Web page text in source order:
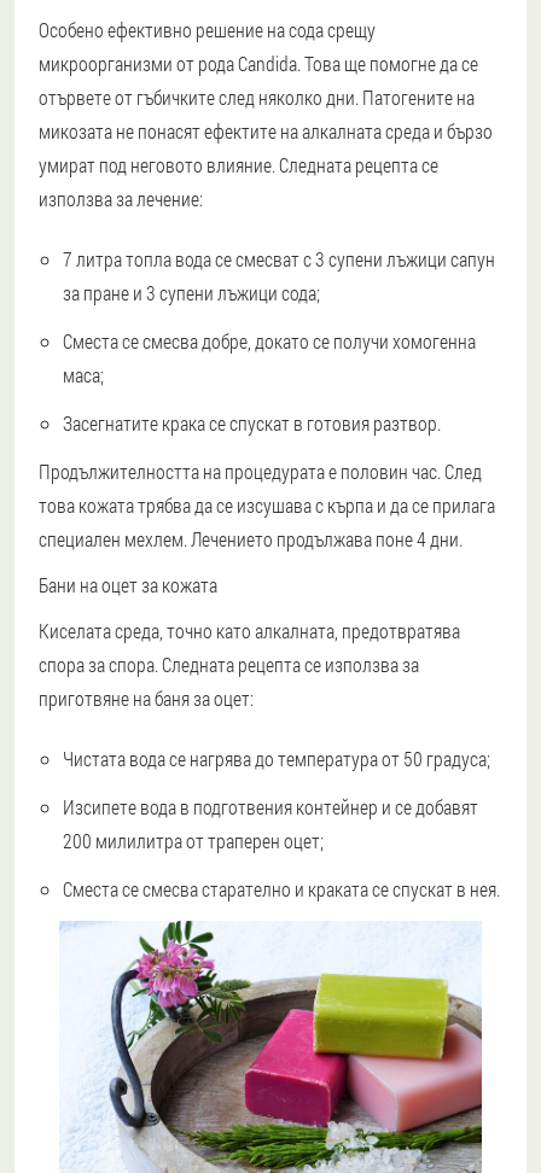
Особено ефективно решение на сода срещу
микроорганизми от рода Candida. Това ще помогне да се
отървете от гъбичките след няколко дни. Патогените на
микозата не понасят ефектите на алкалната среда и бързо
умират под неговото влияние. Следната рецепта се
използва за лечение:
7 литра топла вода се смесват с 3 супени лъжици сапун
за пране и 3 супени лъжици сода;
Сместа се смесва добре, докато се получи хомогенна
маса;
Засегнатите крака се спускат в готовия разтвор.
Продължителността на процедурата е половин час. След
това кожата трябва да се изсушава с кърпа и да се прилага
специален мехлем. Лечението продължава поне 4 дни.
Бани на оцет за кожата
Киселата среда, точно като алкалната, предотвратява
спора за спора. Следната рецепта се използва за
приготвяне на баня за оцет:
Чистата вода се нагрява до температура от 50 градуса;
Изсипете вода в подготвения контейнер и се добавят
200 милилитра от траперен оцет;
Сместа се смесва старателно и краката се спускат в нея.